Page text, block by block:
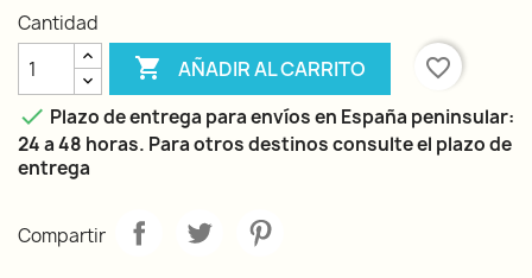
Cantidad
 AÑADIR AL CARRITO
favorite_border
 Plazo de entrega para envíos en España peninsular:
24 a 48 horas. Para otros destinos consulte el plazo de
entrega
Compartir